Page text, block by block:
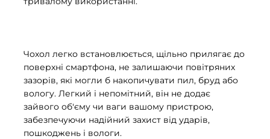
Чохол легко встановлюється, щільно прилягає до
поверхні смартфона, не залишаючи повітряних
зазорів, які могли б накопичувати пил, бруд або
вологу. Легкий і непомітний, він не додає
зайвого об'єму чи ваги вашому пристрою,
забезпечуючи надійний захист від ударів,
пошкоджень і вологи.